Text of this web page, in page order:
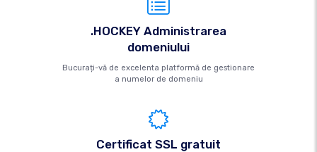
.HOCKEY Administrarea
domeniului
Bucurați-vă de excelenta platformă de gestionare
a numelor de domeniu
Certificat SSL gratuit